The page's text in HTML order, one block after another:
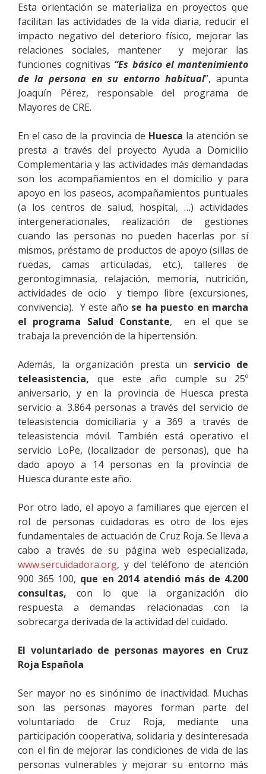
Esta orientación se materializa en proyectos que
facilitan las actividades de la vida diaria, reducir el
impacto negativo del deterioro físico, mejorar las
relaciones sociales, mantener y mejorar las
funciones cognitivas “Es básico el mantenimiento
de la persona en su entorno habitual”, apunta
Joaquín Pérez, responsable del programa de
Mayores de CRE.
En el caso de la provincia de Huesca la atención se
presta a través del proyecto Ayuda a Domicilio
Complementaria y las actividades más demandadas
son los acompañamientos en el domicilio y para
apoyo en los paseos, acompañamientos puntuales
(a los centros de salud, hospital, …) actividades
intergeneracionales, realización de gestiones
cuando las personas no pueden hacerlas por sí
mismos, préstamo de productos de apoyo (sillas de
ruedas, camas articuladas, etc.), talleres de
gerontogimnasia, relajación, memoria, nutrición,
actividades de ocio y tiempo libre (excursiones,
convivencia). Y este año se ha puesto en marcha
el programa Salud Constante, en el que se
trabaja la prevención de la hipertensión.
Además, la organización presta un servicio de
teleasistencia, que este año cumple su 25º
aniversario, y en la provincia de Huesca presta
servicio a. 3.864 personas a través del servicio de
teleasistencia domiciliaria y a 369 a través de
teleasistencia móvil. También está operativo el
servicio LoPe, (localizador de personas), que ha
dado apoyo a 14 personas en la provincia de
Huesca durante este año.
Por otro lado, el apoyo a familiares que ejercen el
rol de personas cuidadoras es otro de los ejes
fundamentales de actuación de Cruz Roja. Se lleva a
cabo a través de su página web especializada,
www.sercuidadora.org, y del teléfono de atención
900 365 100, que en 2014 atendió más de 4.200
consultas,con lo que la organización dio
respuesta a demandas relacionadas con la
sobrecarga derivada de la actividad del cuidado.
El voluntariado de personas mayores en Cruz
Roja Española
Ser mayor no es sinónimo de inactividad. Muchas
son las personas mayores forman parte del
voluntariado de Cruz Roja, mediante una
participación cooperativa, solidaria y desinteresada
con el fin de mejorar las condiciones de vida de las
personas vulnerables y mejorar su entorno más